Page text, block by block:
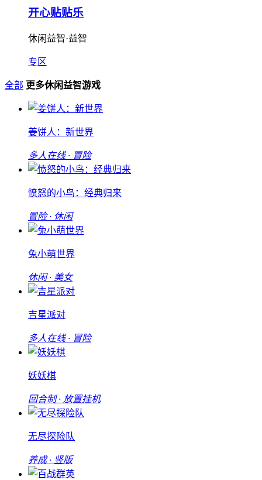
开心贴贴乐
休闲益智·益智
专区
全部 更多休闲益智游戏
姜饼人：新世界
多人在线 · 冒险
愤怒的小鸟：经典归来
冒险 · 休闲
兔小萌世界
休闲 · 美女
吉星派对
多人在线 · 冒险
妖妖棋
回合制 · 放置挂机
无尽探险队
养成 · 竖版